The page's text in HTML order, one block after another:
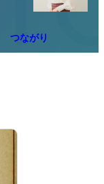
つながり